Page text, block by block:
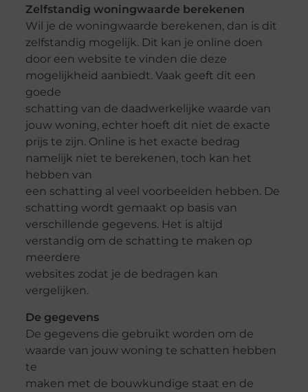
Zelfstandig woningwaarde berekenen
Wil je de woningwaarde berekenen, dan is dit
zelfstandig mogelijk. Dit kan je online doen
door een website te vinden die deze
mogelijkheid aanbiedt. Vaak geeft dit een
goede
schatting van de daadwerkelijke waarde van
jouw woning, echter hoeft dit niet de exacte
prijs te zijn. Online is het exacte bedrag
namelijk niet te berekenen, toch kan het
hebben van
een schatting al veel voorbeelden hebben. De
schatting wordt gemaakt op basis van
verschillende gegevens. Het is altijd
verstandig om de schatting te maken op
meerdere
websites zodat je de bedragen kan
vergelijken.
De gegevens
De gegevens die gebruikt worden om de
waarde van jouw woning te schatten hebben
te
maken met de bouwkundige staat en de